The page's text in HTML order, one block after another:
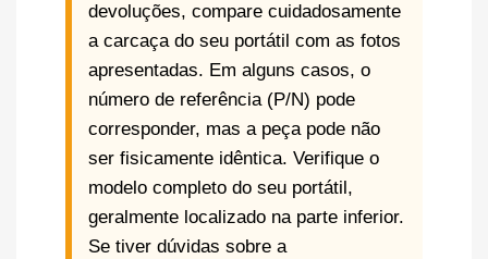
devoluções, compare cuidadosamente
a carcaça do seu portátil com as fotos
apresentadas. Em alguns casos, o
número de referência (P/N) pode
corresponder, mas a peça pode não
ser fisicamente idêntica. Verifique o
modelo completo do seu portátil,
geralmente localizado na parte inferior.
Se tiver dúvidas sobre a